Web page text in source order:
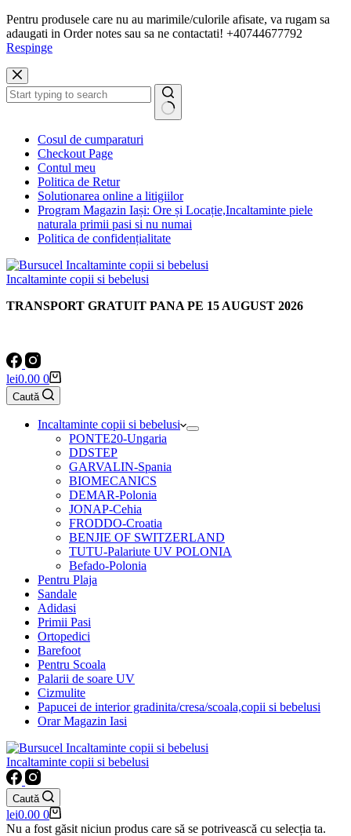
Pentru produsele care nu au marimile/culorile afisate, va rugam sa
adaugati in Order notes sau sa ne contactati! +40744677792
Respinge
Sari
la
conținut
rezultatCosul de cumparaturi
Checkout Page
Contul meu
Politica de Retur
Solutionarea online a litigiilor
Program Magazin Iași: Ore și Locație,Incaltaminte piele
naturala primii pasi si nu numai
Politica de confidențialitate
Incaltaminte copii si bebelusi
TRANSPORT GRATUIT PANA PE 15 AUGUST 2026
Coș
de
cumpărături
lei0.00 0
Caută
Incaltaminte copii si bebelusi
PONTE20-Ungaria
DDSTEP
GARVALIN-Spania
BIOMECANICS
DEMAR-Polonia
JONAP-Cehia
FRODDO-Croatia
BENJIE OF SWITZERLAND
TUTU-Palariute UV POLONIA
Befado-Polonia
Pentru Plaja
Sandale
Adidasi
Primii Pasi
Ortopedici
Barefoot
Pentru Scoala
Palarii de soare UV
Cizmulite
Papucei de interior gradinita/cresa/scoala,copii si bebelusi
Orar Magazin Iasi
Incaltaminte copii si bebelusi
Caută
Coș
de
lei0.00 0
Nu a fost găsit niciun produs care să se potrivească cu selecția ta.